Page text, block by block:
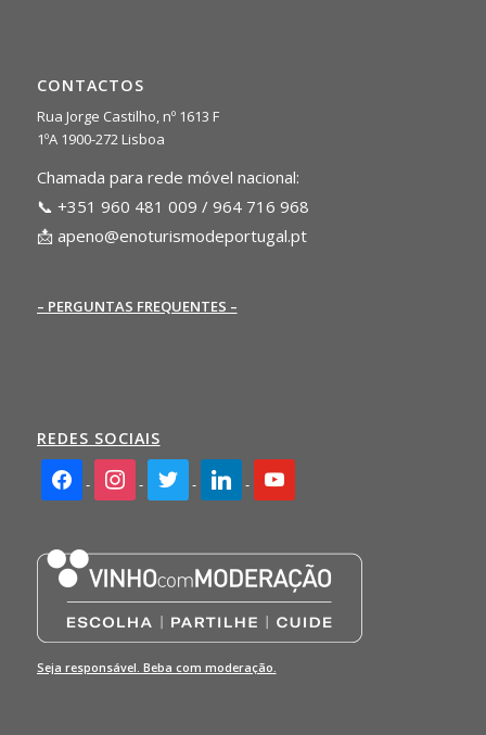
CONTACTOS
Rua Jorge Castilho, nº 1613 F
1ºA 1900-272 Lisboa
Chamada para rede móvel nacional:
📞 +351 960 481 009 / 964 716 968
📩 apeno@enoturismodeportugal.pt
– PERGUNTAS FREQUENTES –
REDES SOCIAIS
facebook2instagramtwitter linkedin youtube
Seja responsável. Beba com moderação.